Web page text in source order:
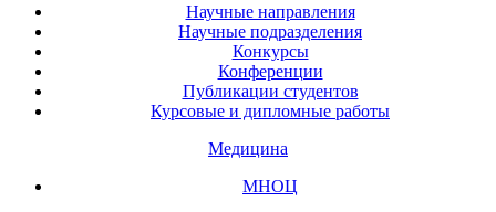
Научные направления
Научные подразделения
Конкурсы
Конференции
Публикации студентов
Курсовые и дипломные работы
Медицина
МНОЦ